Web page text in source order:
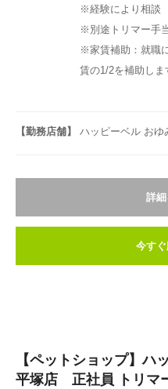
※経験により相談
※別途トリマー手
※家賃補助：就職
賃の1/2を補助しま
【勤務店舗】 ハッピーベル おゆ
詳
今す
【ペットショップ】ハ
平塚店 正社員 トリマ